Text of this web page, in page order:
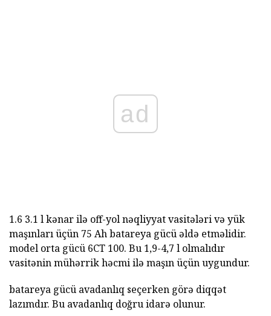
ad
1.6 3.1 l kənar ilə off-yol nəqliyyat vasitələri və yük
maşınları üçün 75 Ah batareya gücü əldə etməlidir.
model orta gücü 6CT 100. Bu 1,9-4,7 l olmalıdır
vasitənin mühərrik həcmi ilə maşın üçün uygundur.
batareya gücü avadanlıq seçerken görə diqqət
lazımdır. Bu avadanlıq doğru idarə olunur.